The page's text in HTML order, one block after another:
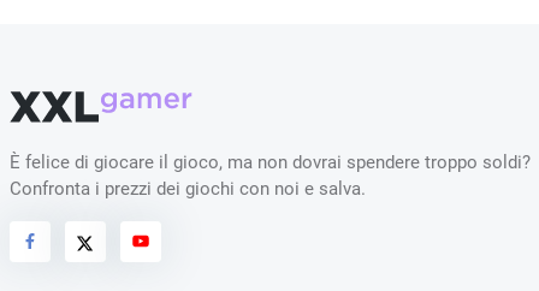
È felice di giocare il gioco, ma non dovrai spendere troppo soldi?
Confronta i prezzi dei giochi con noi e salva.